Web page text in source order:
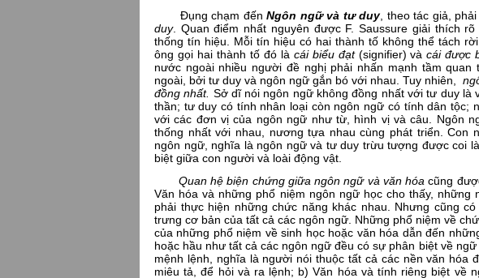
Đụng chạm đến Ngôn ngữ và tư duy, theo tác giả,
duy. Quan điểm nhất nguyên được F. Saussure giải thích
thống tín hiệu. Mỗi tín hiệu có hai thành tố không thể tách
ông gọi hai thành tố đó là cái biểu đạt(signifier) vàcái được
nước ngoài nhiều người đề nghị phải nhấn mạnh tầm
ngoài, bởi tư duy và ngôn ngữ gắn bó với nhau. Tuy nhiên,
đồng nhất. Sở dĩ nói ngôn ngữ không đồng nhất với tư duy là
thần; tư duy có tính nhân loại còn ngôn ngữ có tính dân tộc;
với các đơn vị của ngôn ngữ như từ, hình vị và câu. Ngôn
thống nhất với nhau, nương tựa nhau cùng phát triển. Con
ngôn ngữ, nghĩa là ngôn ngữ và tư duy trừu tượng được coi
biệt giữa con người và loài động vật.
Quan hệ biện chứng giữa ngôn ngữ và văn hóa cũng
Văn hóa và những phổ niệm ngôn ngữ học cho thấy, những
phải thực hiện những chức năng khác nhau. Nhưng cũng
trưng cơ bản của tất cả các ngôn ngữ. Những phổ niệm về
của những phổ niệm về sinh học hoặc văn hóa dẫn đến
hoặc hầu như tất cả các ngôn ngữ đều có sự phân biệt về
mệnh lệnh, nghĩa là người nói thuộc tất cả các nền văn hóa
miêu tả, để hỏi và ra lệnh; b) Văn hóa và tính riêng biệt về